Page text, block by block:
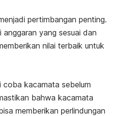
pertimbangan penting.
anggaran yang sesuai dan
nilai terbaik untuk
coba kacamata sebelum
bahwa kacamata
memberikan perlindungan